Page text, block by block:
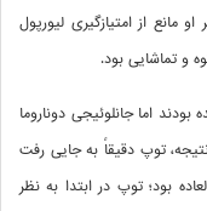
از امتیازگیری لیورپول
و تماشایی بود.
اما جانلوئیجی دوناروما
توپ دقیقاً به جایی رفت
بود؛ توپ در ابتدا به نظر